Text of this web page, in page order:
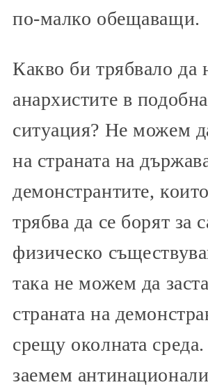
по-малко обещаващи.
Какво би трябвало да
анархистите в подобна
ситуация? Не можем
на страната на
демонстрантите,
трябва да се борят за
физическо
така не можем да
страната на
срещу околната
заемем